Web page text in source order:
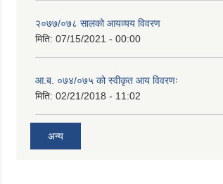
२०७७/०७८ सालको आयव्यय विवरण
मिति: 07/15/2021 - 00:00
आ.ब. ०७४/०७५ को स्वीकृत आय विवरणः
मिति: 02/21/2018 - 11:02
अन्य